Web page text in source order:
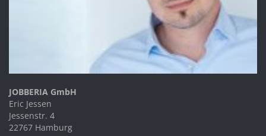
JOBBERIA GmbH
Eric Jessen
Jessenstr. 4
22767 Hamburg